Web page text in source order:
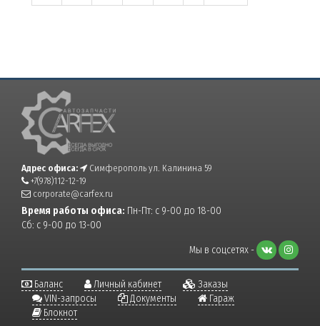
Адрес офиса:
Симферополь ул. Калинина 59
+7(978)112-12-19
corporate@carfex.ru
Время работы офиса: Пн-Пт: с 9-00 до 18-00
Сб: с 9-00 до 13-00
Мы в соцсетях -
Баланс Личный кабинет
Заказы
VIN-запросы
Документы
Гараж
Блокнот